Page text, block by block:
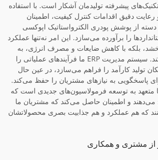
پیشرفته تولیدمان آشکار است. با استفاده
رعایت دقیق اقدامات کنترل کیفیت، اطمینان
از پوشش پودری الکترواستاتیک اپوکسی
را برآورده می‌سازد. این امر نه‌تنها عملکرد
بلکه با کاهش ضایعات و مصرف انرژی، به
پایداری نیز کمک می‌کند. سیستم مدیریت ERP ما فرآیندهای عملیاتی را
تولید کارآمد را فراهم می‌سازد، در عین حال
پاسخگویی به نیازهای مشتریان را حفظ می‌کند.
متعهد به توسعه فرمولاسیون‌های جدیدی است که
می‌دهند و اطمینان حاصل می‌کند که مشتریان ما
که هم عملکرد و هم جذابیت بصری محصولاتشان